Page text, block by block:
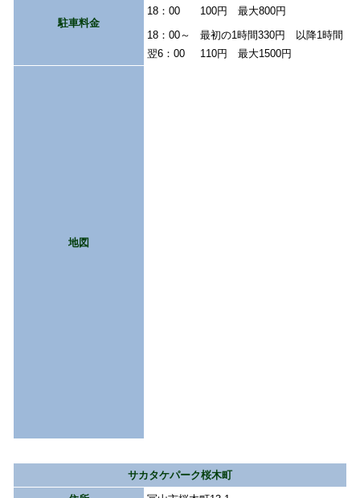
駐車料金
18：00
100円 最大800円
18：00～
翌6：00
最初の1時間330円 以降1時間
110円 最大1500円
地図
サカタケパーク桜木町